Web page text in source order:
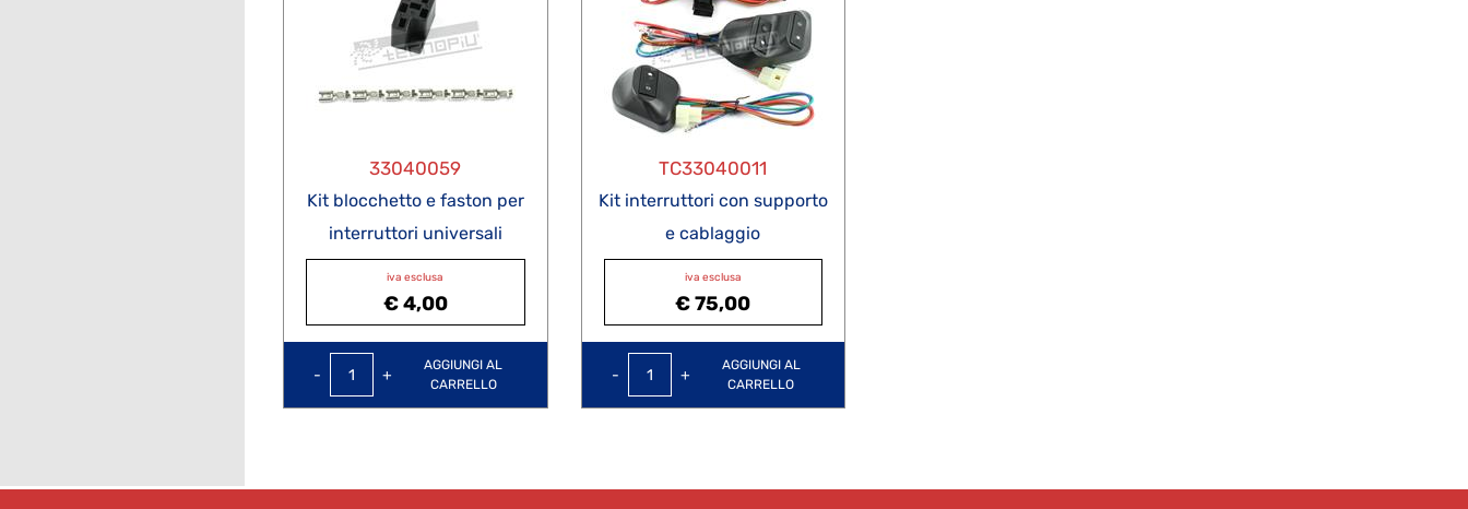
33040059
Kit blocchetto e faston per
interruttori universali
iva esclusa
€ 4,00
QuantitàAGGIUNGI AL
CARRELLO
TC33040011
Kit interruttori con supporto
e cablaggio
iva esclusa
€ 75,00
QuantitàAGGIUNGI AL
CARRELLO